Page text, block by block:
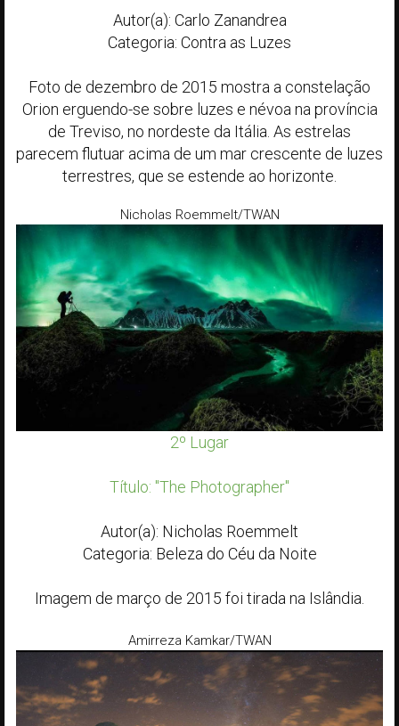
Autor(a): Carlo Zanandrea
Categoria: Contra as Luzes
Foto de dezembro de 2015 mostra a constelação
Orion erguendo-se sobre luzes e névoa na província
de Treviso, no nordeste da Itália. As estrelas
parecem flutuar acima de um mar crescente de luzes
terrestres, que se estende ao horizonte.
Nicholas Roemmelt/TWAN
2º Lugar
Título: "The Photographer"
Autor(a): Nicholas Roemmelt
Categoria: Beleza do Céu da Noite
Imagem de março de 2015 foi tirada na Islândia.
Amirreza Kamkar/TWAN